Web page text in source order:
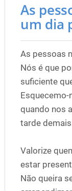
As
um dia
As pessoas
Nós é que
suficiente
Esquecemo-
quando nos
tarde
Valorize
estar
Não queira